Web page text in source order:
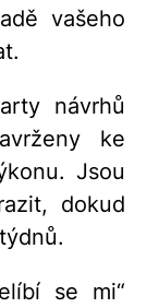
vašeho
návrhů
ke
Jsou
dokud
se mi“